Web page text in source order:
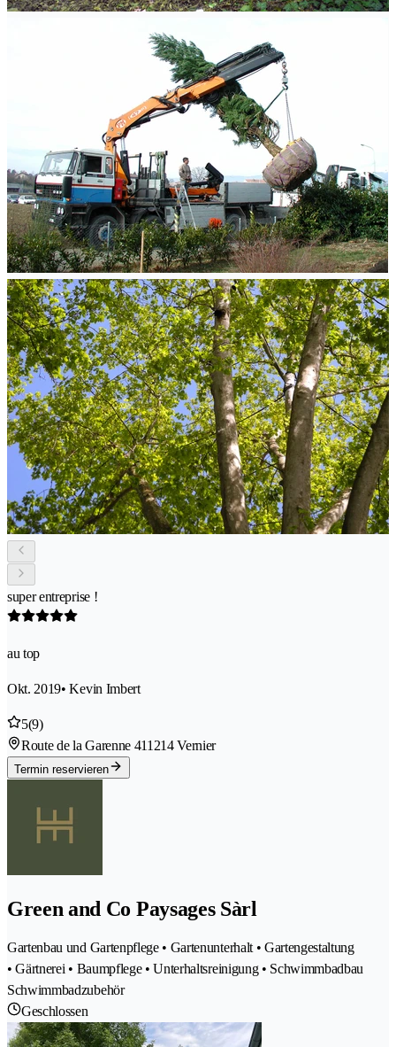
super entreprise !
au top
Okt. 2019• Kevin Imbert
5(9)
Route de la Garenne 411214 Vernier
Termin reservieren
Green and Co Paysages Sàrl
Gartenbau und Gartenpflege • Gartenunterhalt • Gartengestaltung
• Gärtnerei • Baumpflege • Unterhaltsreinigung • Schwimmbadbau
Schwimmbadzubehör
Geschlossen